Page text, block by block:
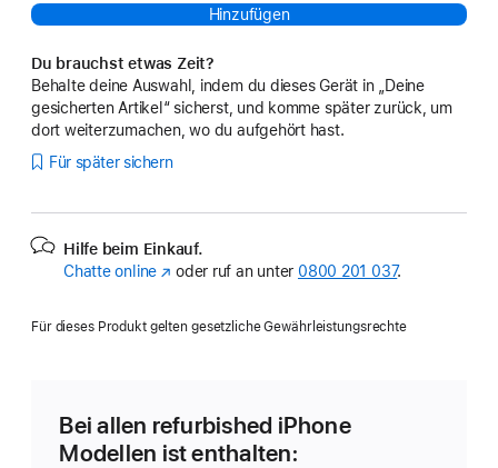
Hinzufügen
Du brauchst etwas Zeit?
Behalte deine Auswahl, indem du dieses Gerät in „Deine
gesicherten Artikel“ sicherst, und komme später zurück, um
dort weiterzumachen, wo du aufgehört hast.
Für später sichern
Hilfe beim Einkauf.
Chatte online (Öffnet
Fenster)
oder ruf an unter 0800 201 037.
Für dieses Produkt gelten gesetzliche Gewährleistungsrechte
Bei allen refurbished iPhone
Modellen ist enthalten: